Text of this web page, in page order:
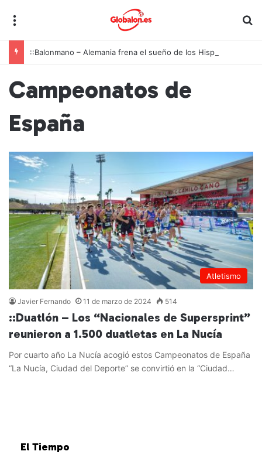
Campeonatos de
España
Atletismo
Javier Fernando 11 de marzo de 2024 514
::Duatlón – Los “Nacionales de Supersprint”
reunieron a 1.500 duatletas en La Nucía
Por cuarto año La Nucía acogió estos Campeonatos de España
“La Nucía, Ciudad del Deporte” se convirtió en la “Ciudad…
El Tiempo